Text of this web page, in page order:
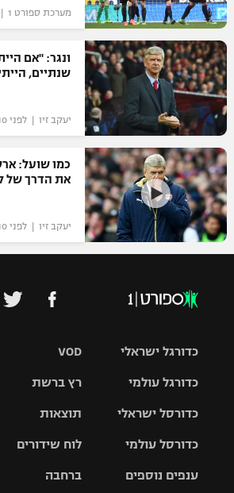
מערכת ספורט 1 | לפני 10 שנים
ונגר: "אם
שנתיים,
יעקב זיו | לפני 10 שנים
כמו שועל:
את הדרך של
יעקב זיו | לפני 10 שנים
VOD
רץ ברשת
תוצאות
לוח שידורים
ברחבה
כדורגל ישראלי
גביע הטוטו
כדורגל עולמי
האלופות
ליגה
כדורסל ישראלי
סל
כדורסל עולמי
ענפים נוספים